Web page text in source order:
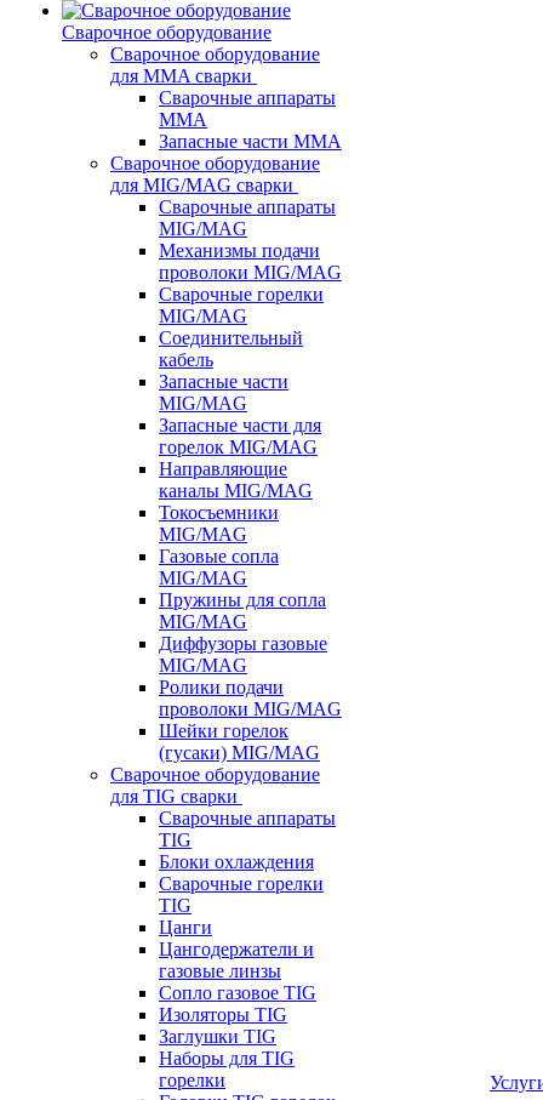
Сварочное оборудование
Сварочное оборудование
для MMA сварки
Сварочные аппараты
MMA
Запасные части MMA
Сварочное оборудование
для MIG/MAG сварки
Сварочные аппараты
MIG/MAG
Механизмы подачи
проволоки MIG/MAG
Сварочные горелки
MIG/MAG
Соединительный
кабель
Запасные части
MIG/MAG
Запасные части для
горелок MIG/MAG
Направляющие
каналы MIG/MAG
Токосъемники
MIG/MAG
Газовые сопла
MIG/MAG
Пружины для сопла
MIG/MAG
Диффузоры газовые
MIG/MAG
Ролики подачи
проволоки MIG/MAG
Шейки горелок
(гусаки) MIG/MAG
Сварочное оборудование
для TIG сварки
Сварочные аппараты
TIG
Блоки охлаждения
Сварочные горелки
TIG
Цанги
Цангодержатели и
газовые линзы
Сопло газовое TIG
Изоляторы TIG
Заглушки TIG
Наборы для TIG
горелки